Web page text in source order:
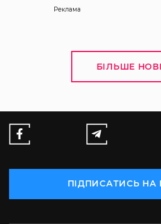
Реклама
БІЛЬШЕ
ПІДПИСАТИСЬ